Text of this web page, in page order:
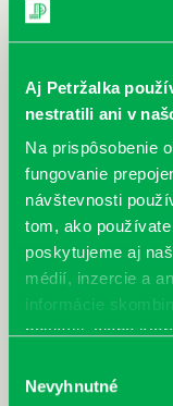
Aj Petržalka
nestratili ani v
Na prispôsobenie
fungovanie
návštevnosti
tom, ako
poskytujeme aj
médií, inzercie a
informácie
poskytli, alebo
súhlasu
Nevyhnutné